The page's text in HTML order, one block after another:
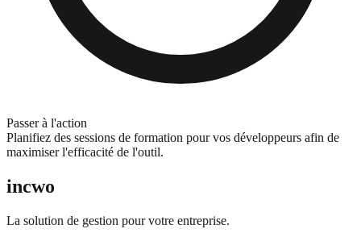
Passer à l'action
Planifiez des sessions de formation pour vos développeurs afin de
maximiser l'efficacité de l'outil.
incwo
La solution de gestion pour votre entreprise.